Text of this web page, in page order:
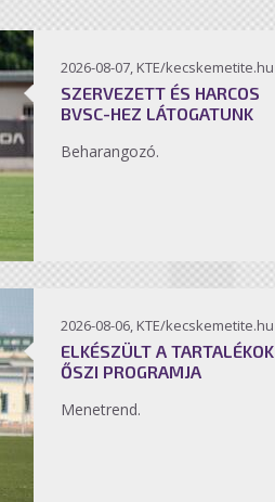
2026-08-07, KTE/kecskemetite.hu
SZERVEZETT ÉS HARCOS
BVSC-HEZ LÁTOGATUNK
Beharangozó.
2026-08-06, KTE/kecskemetite.hu
ELKÉSZÜLT A TARTALÉKOK
ŐSZI PROGRAMJA
Menetrend.